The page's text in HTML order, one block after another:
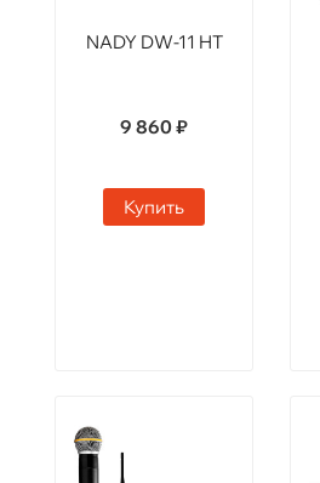
NADY DW-11 HT
9 860 ₽
Купить